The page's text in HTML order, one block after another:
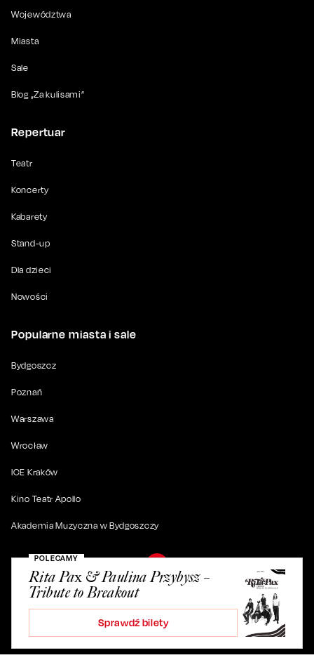
POLECAMY
Rita Pax & Paulina Przybysz –
Tribute to Breakout
Sprawdź bilety
Województwa
Miasta
Sale
Blog „Za kulisami”
Repertuar
Teatr
Koncerty
Kabarety
Stand-up
Dla dzieci
Nowości
Popularne miasta i sale
Bydgoszcz
Poznań
Warszawa
Wrocław
ICE Kraków
Kino Teatr Apollo
Akademia Muzyczna w Bydgoszczy
. Wszystkie prawa zastrzeżone.
ul. Artura Grottgera 4/2, 85-227 Bydgoszcz